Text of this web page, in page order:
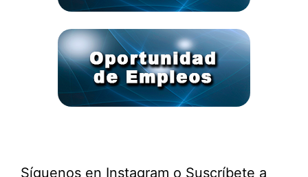
Síguenos en Instagram o Suscríbete a